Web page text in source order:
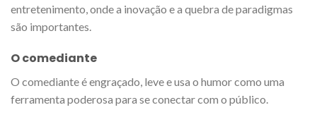
entretenimento, onde a inovação e a quebra de paradigmas
são importantes.
O comediante
O comediante é engraçado, leve e usa o humor como uma
ferramenta poderosa para se conectar com o público.